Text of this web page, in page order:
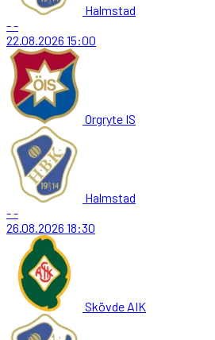
Halmstad
--
22.08.2026 15:00
Orgryte IS
Halmstad
--
26.08.2026 18:30
Skövde AIK